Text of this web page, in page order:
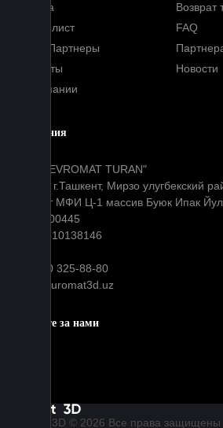
Оплата
Возврат
Прайс-лист
FAQ
Наши Партнеры
Контакты
Новости
О компании
Компания
ООО "EVROMAT TURAN"
Адрес: г.Ташкент, Мирзо улугбекский
Окибат МФИ Ц-1 массив Буюк Ипак
МФО: 00445
ИНН: 310138146
+99890 325-88-80
info@euromat3d.uz
Следите за нами
Euromat | 3D © 2026 Все права защищены